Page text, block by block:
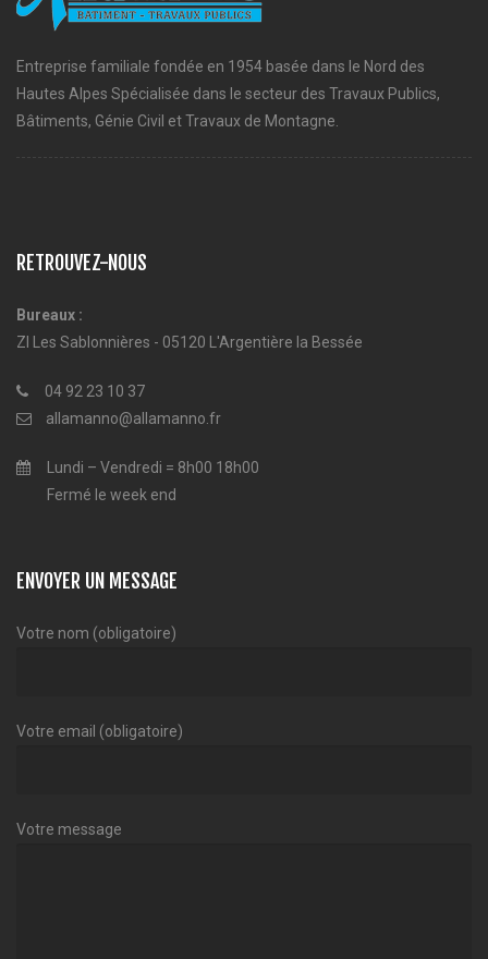
Entreprise familiale fondée en 1954 basée dans le Nord des
Hautes Alpes Spécialisée dans le secteur des Travaux Publics,
Bâtiments, Génie Civil et Travaux de Montagne.
RETROUVEZ-NOUS
Bureaux :
ZI Les Sablonnières - 05120 L'Argentière la Bessée
04 92 23 10 37
allamanno@allamanno.fr
Lundi – Vendredi = 8h00 18h00
Fermé le week end
ENVOYER UN MESSAGE
Votre nom (obligatoire)
Votre email (obligatoire)
Votre message